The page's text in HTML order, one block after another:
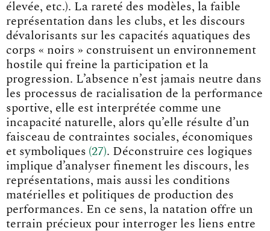
élevée, etc.). La rareté des modèles, la faible
représentation dans les clubs, et les discours
dévalorisants sur les capacités aquatiques des
corps « noirs » construisent un environnement
hostile qui freine la participation et la
progression. L’absence n’est jamais neutre dans
les processus de racialisation de la performance
sportive, elle est interprétée comme une
incapacité naturelle, alors qu’elle résulte d’un
faisceau de contraintes sociales, économiques
et symboliques 27 . Déconstruire ces logiques
implique d’analyser finement les discours, les
représentations, mais aussi les conditions
matérielles et politiques de production des
performances. En ce sens, la natation offre un
terrain précieux pour interroger les liens entre